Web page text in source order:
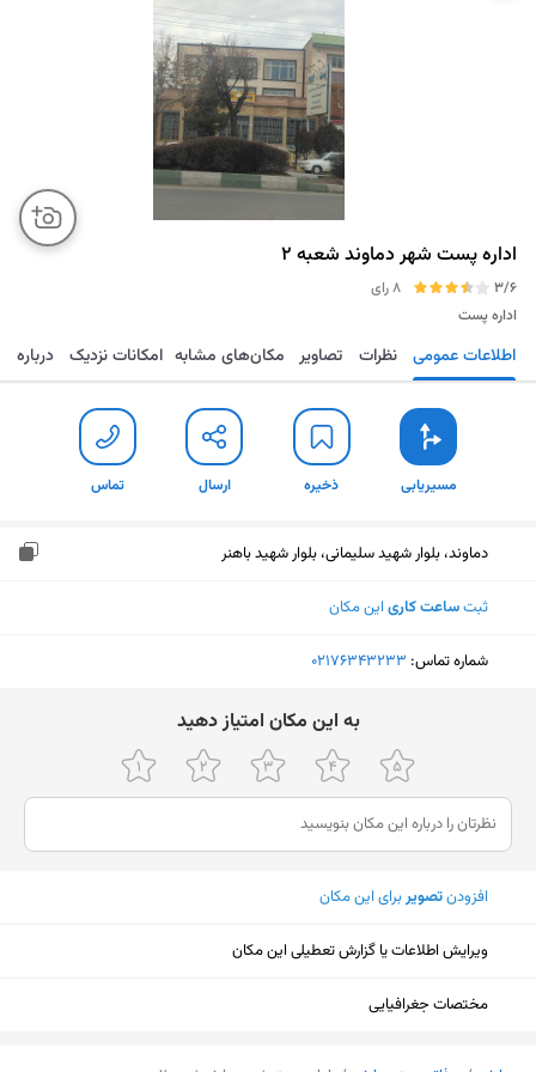
اداره پست شهر دماوند شعبه 2
3/6
8 رای
اداره پست
مسیریابی ذخیره ارسال تماس اطلاعات عمومی نظرات تصاویر مکان‌های مشابه امکانات نزدیک درباره
مسیریابی ذخیره ارسال تماس
دماوند، بلوار شهید سلیمانی، بلوار شهید باهنر
ثبتساعت کاری این مکان
شماره تماس: ‎02176343233
ﺑﻪ اﯾﻦ ﻣﮑﺎن اﻣﺘﯿﺎز دﻫﯿﺪ
افزودنتصویربرای این مکان
ویرایش اطلاعات یا گزارش تعطیلی این مکان
مختصات جغرافیایی